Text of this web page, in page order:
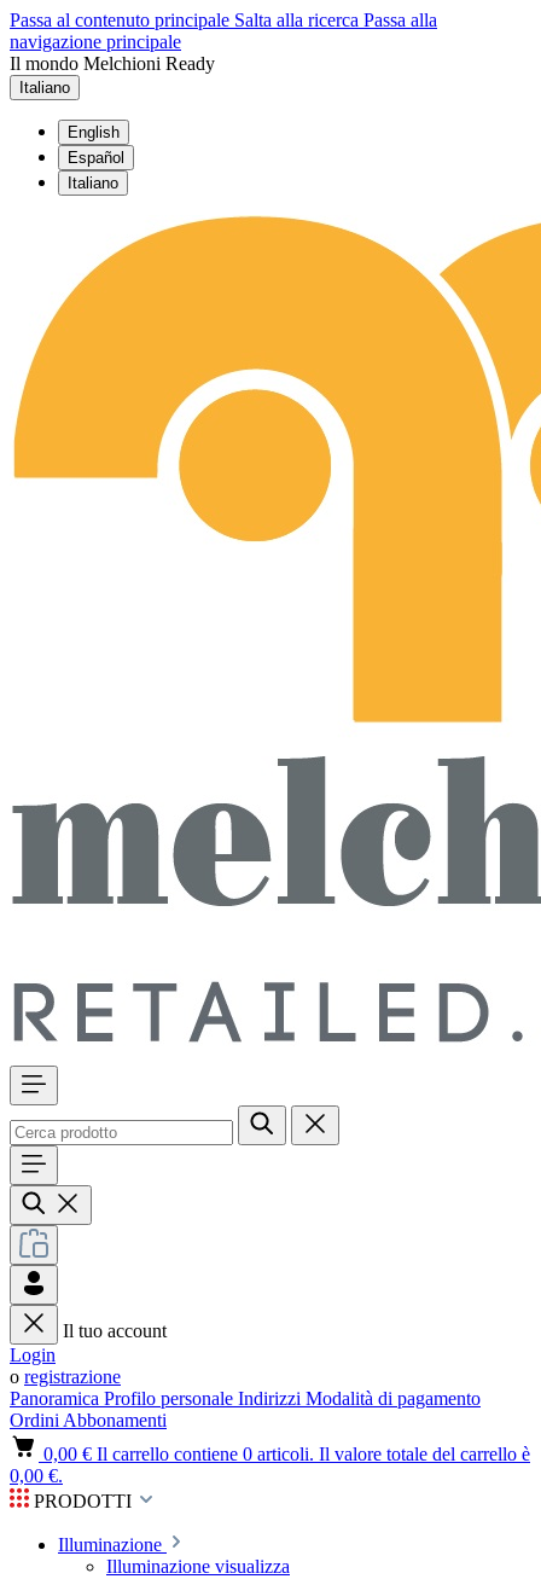
Passa al contenuto principale Salta alla ricerca Passa alla
navigazione principale
Il mondo Melchioni Ready
Italiano
English
Español
Italiano
Il tuo account
Login
o registrazione
Panoramica Profilo personale Indirizzi Modalità di pagamento
Ordini Abbonamenti
0,00 € Il carrello contiene 0 articoli. Il valore totale del carrello è
0,00 €.
PRODOTTI
Illuminazione
Illuminazione visualizza